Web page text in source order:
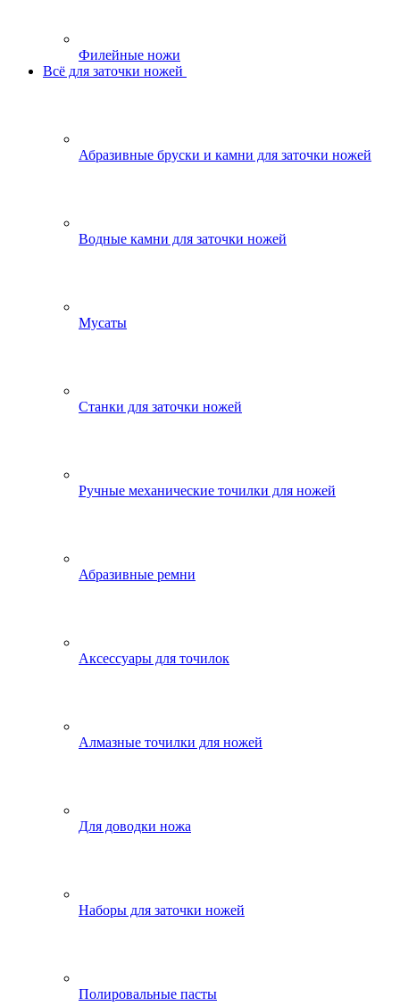
Филейные ножи
Всё для заточки ножей
Абразивные бруски и камни для заточки ножей
Водные камни для заточки ножей
Мусаты
Станки для заточки ножей
Ручные механические точилки для ножей
Абразивные ремни
Аксессуары для точилок
Алмазные точилки для ножей
Для доводки ножа
Наборы для заточки ножей
Полировальные пасты